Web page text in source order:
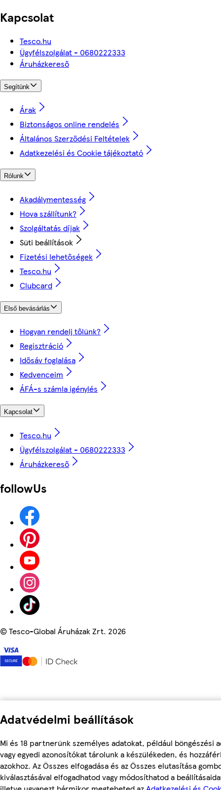
Adatvédelmi beállítások
Mi és 18 partnerünk személyes adatokat, például böngészési
vagy egyedi azonosítókat tárolunk a készülékeden, és
azokhoz. Az Összes elfogadása és az Összes elutasítása
kiválasztásával elfogadhatod vagy módosíthatod a
Kapcsolat
Tesco.hu
Ügyfélszolgálat - 0680222333
Áruházkereső
Segítünk
Árak
Biztonságos online rendelés
Általános Szerződési Feltételek
Adatkezelési és Cookie tájékoztató
Rólunk
Akadálymentesség
Hova szállítunk?
Szolgáltatás díjak
Süti beállítások
Fizetési lehetőségek
Tesco.hu
Clubcard
Első bevásárlás
Hogyan rendelj tőlünk?
Regisztráció
Idősáv foglalása
Kedvenceim
ÁFÁ-s számla igénylés
Kapcsolat
Tesco.hu
Ügyfélszolgálat - 0680222333
Áruházkereső
followUs
©Tesco-Global Áruházak Zrt. 2026